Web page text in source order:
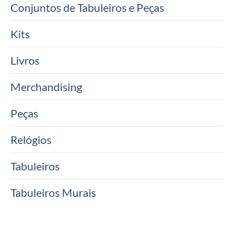
Conjuntos de Tabuleiros e Peças
Kits
Livros
Merchandising
Peças
Relógios
Tabuleiros
Tabuleiros Murais